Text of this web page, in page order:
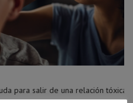
relación tóxica en Castellón